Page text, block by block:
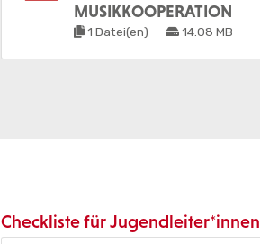
MUSIKKOOPERATION
1 Datei(en) 14.08 MB
Checkliste für Jugendleiter*innen